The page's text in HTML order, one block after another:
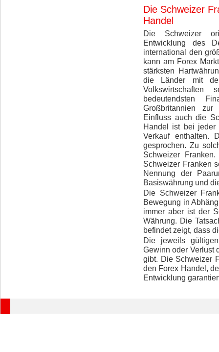
Die Schweizer
Handel
Die Schweizer
Entwicklung des
international den
kann am Forex
stärksten
die Länder mit
bedeutendsten
Großbritannien
Einfluss auch die
Handel ist bei jeder
Verkauf enthalten.
gesprochen. Zu
Schweizer
Schweizer Franken
Nennung der
Basiswährung und
Die Schweizer
Bewegung in
immer aber ist der
Währung. Die
befindet zeigt, dass
Die jeweils
Gewinn oder Verlust
gibt. Die Schweizer
den Forex Handel,
Entwicklung